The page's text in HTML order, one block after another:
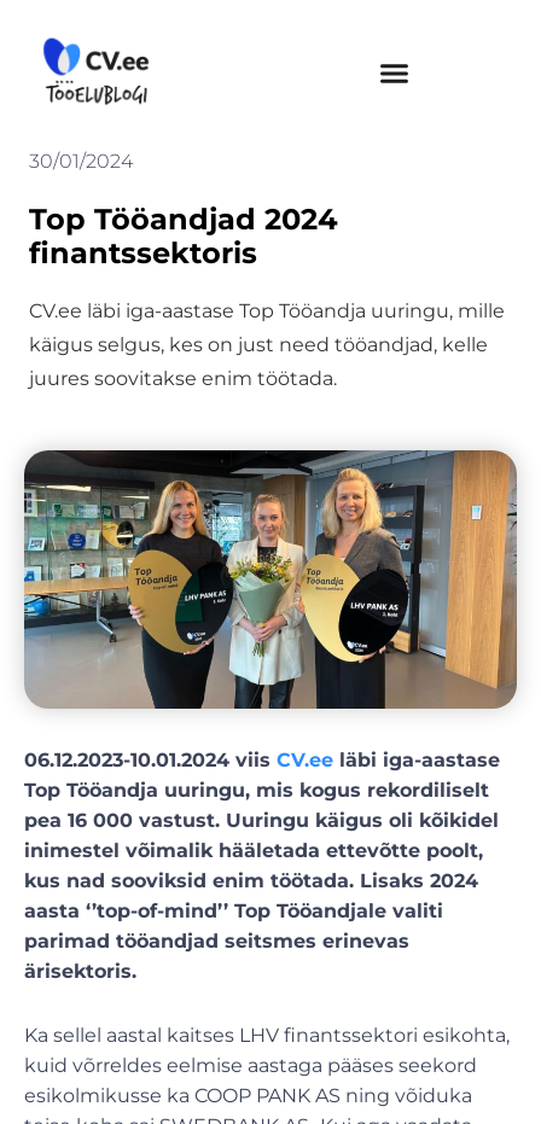
content
30/01/2024
Top Tööandjad 2024
finantssektoris
CV.ee läbi iga-aastase Top Tööandja uuringu, mille
käigus selgus, kes on just need tööandjad, kelle
juures soovitakse enim töötada.
06.12.2023-10.01.2024 viis CV.ee läbi iga-aastase
Top Tööandja uuringu, mis kogus rekordiliselt
pea 16 000 vastust. Uuringu käigus oli kõikidel
inimestel võimalik hääletada ettevõtte poolt,
kus nad sooviksid enim töötada. Lisaks 2024
aasta ‘’top-of-mind’’ Top Tööandjale valiti
parimad tööandjad seitsmes erinevas
ärisektoris.
Ka sellel aastal kaitses LHV finantssektori esikohta,
kuid võrreldes eelmise aastaga pääses seekord
esikolmikusse ka COOP PANK AS ning võiduka